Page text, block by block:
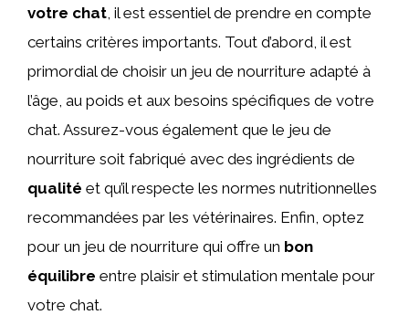
votre chat , il est essentiel de prendre en compte
certains critères importants. Tout d’abord, il est
primordial de choisir un jeu de nourriture adapté à
l’âge, au poids et aux besoins spécifiques de votre
chat. Assurez-vous également que le jeu de
nourriture soit fabriqué avec des ingrédients de
qualité et qu’il respecte les normes nutritionnelles
recommandées par les vétérinaires. Enfin, optez
pour un jeu de nourriture qui offre un bon
équilibre entre plaisir et stimulation mentale pour
votre chat.